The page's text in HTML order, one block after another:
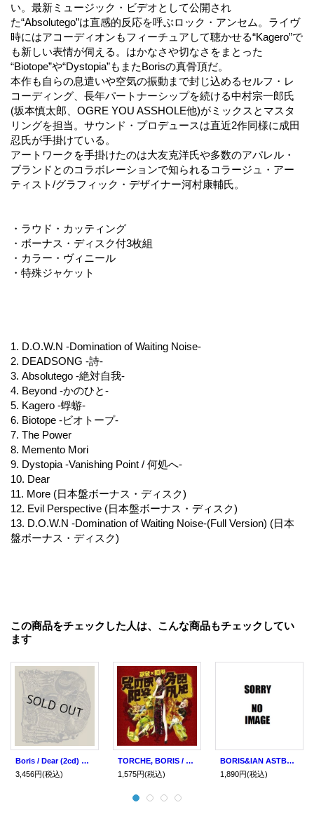
い。最新ミュージック・ビデオとして公開され
た“Absolutego”は直感的反応を呼ぶロック・アンセム。ライヴ
時にはアコーディオンもフィーチュアして聴かせる“Kagero”で
も新しい表情が伺える。はかなさや切なさをまとった
“Biotope”や“Dystopia”もまたBorisの真骨頂だ。
本作も自らの息遣いや空気の振動まで封じ込めるセルフ・レ
コーディング、長年パートナーシップを続ける中村宗一郎氏
(坂本慎太郎、OGRE YOU ASSHOLE他)がミックスとマスタ
リングを担当。サウンド・プロデュースは直近2作同様に成田
忍氏が手掛けている。
アートワークを手掛けたのは大友克洋氏や多数のアパレル・
ブランドとのコラボレーションで知られるコラージュ・アー
ティスト/グラフィック・デザイナー河村康輔氏。
・ラウド・カッティング
・ボーナス・ディスク付3枚組
・カラー・ヴィニール
・特殊ジャケット
1. D.O.W.N -Domination of Waiting Noise-
2. DEADSONG -詩-
3. Absolutego -絶対自我-
4. Beyond -かのひと-
5. Kagero -蜉蝣-
6. Biotope -ビオトープ-
7. The Power
8. Memento Mori
9. Dystopia -Vanishing Point / 何処へ-
10. Dear
11. More (日本盤ボーナス・ディスク)
12. Evil Perspective (日本盤ボーナス・ディスク)
13. D.O.W.N -Domination of Waiting Noise-(Full Version) (日本
盤ボーナス・ディスク)
この商品をチェックした人は、こんな商品もチェックしてい
ます
Boris / Dear (2cd) Daymare
3,456円(税込)
TORCHE, BORIS / split (cd) Daymare
1,575円(税込)
BORIS&IAN ASTBURY / Bxi (cd) Daymare
1,890円(税込)